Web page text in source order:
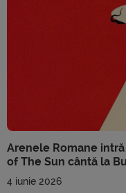
Arenele Romane
of The Sun cântă la
4 iunie 2026